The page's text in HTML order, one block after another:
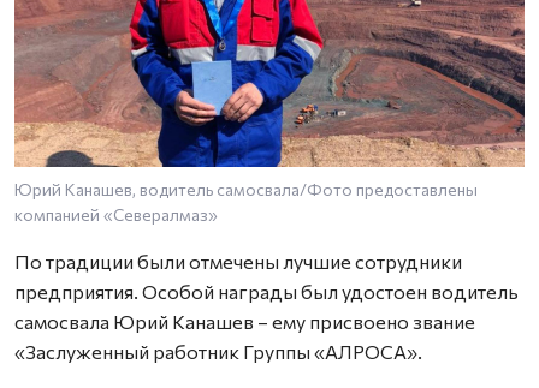
Юрий Канашев, водитель самосвала/Фото предоставлены
компанией «Севералмаз»
По традиции были отмечены лучшие сотрудники
предприятия. Особой награды был удостоен водитель
самосвала Юрий Канашев – ему присвоено звание
«Заслуженный работник Группы «АЛРОСА».